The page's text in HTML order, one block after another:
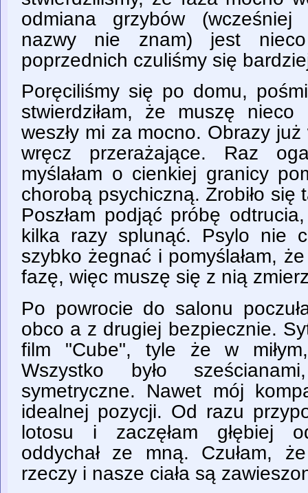
odmiana grzybów
nazwy nie znam) jest
poprzednich czuliśmy się
Poręciliśmy się po domu,
stwierdziłam, że muszę
weszły mi za mocno. Obrazy już
wręcz przerażające. Raz
myślałam o cienkiej granicy
chorobą psychiczną. Zrobiło się
Poszłam podjąć próbę
kilka razy splunąć. Psylo nie
szybko żegnać i pomyślałam,
fazę, więc muszę się z nią
Po powrocie do salonu
obco a z drugiej bezpiecznie.
film "Cube", tyle że w
Wszystko było
symetryczne. Nawet mój
idealnej pozycji. Od razu
lotosu i zaczęłam głębiej
oddychał ze mną. Czułam,
rzeczy i nasze ciała są